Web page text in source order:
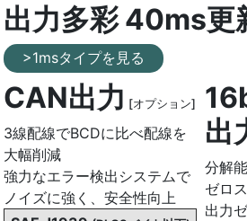
出力多彩 40ms更
>1msタイプを見る
CAN出力 [オプション]
3線配線でBCDに比べ配線を
大幅削減
強力なエラー検出システムで
ノイズに強く、安全性向上
出
分解
ゼロ
出力